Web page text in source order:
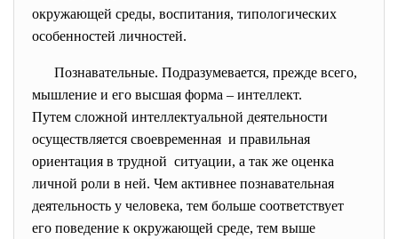
окружающей среды, воспитания, типологических
особенностей личностей.
Познавательные. Подразумевается, прежде всего,
мышление и его высшая форма – интеллект.
Путем сложной интеллектуальной деятельности
осуществляется своевременная и правильная
ориентация в трудной ситуации, а так же оценка
личной роли в ней. Чем активнее познавательная
деятельность у человека, тем больше соответствует
его поведение к окружающей среде, тем выше